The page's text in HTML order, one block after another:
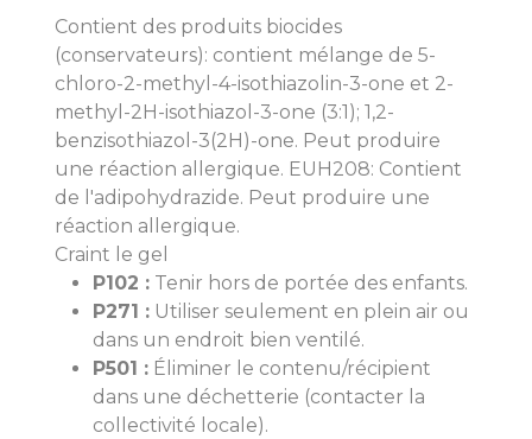
Contient des produits biocides
(conservateurs): contient mélange de 5-
chloro-2-methyl-4-isothiazolin-3-one et 2-
methyl-2H-isothiazol-3-one (3:1); 1,2-
benzisothiazol-3(2H)-one. Peut produire
une réaction allergique. EUH208: Contient
de l'adipohydrazide. Peut produire une
réaction allergique.
Craint le gel
P102 :Tenir hors de portée des enfants.
P271 :Utiliser seulement en plein air ou
dans un endroit bien ventilé.
P501 :Éliminer le contenu/récipient
dans une déchetterie (contacter la
collectivité locale).